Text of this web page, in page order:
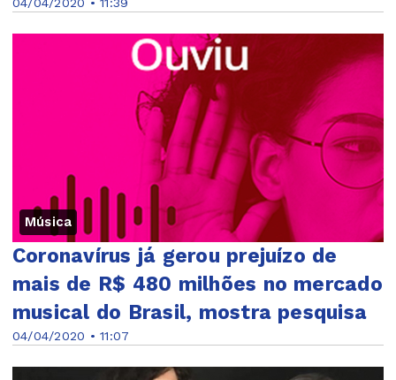
Música
04/04/2020 • 11:07
Coronavírus já gerou prejuízo de
mais de R$ 480 milhões no mercado
musical do Brasil, mostra pesquisa